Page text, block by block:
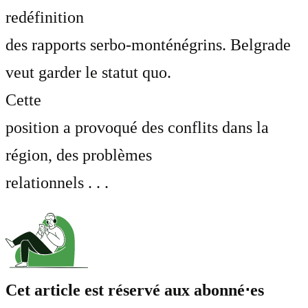
redéfinition
des rapports serbo-monténégrins. Belgrade
veut garder le statut quo.
Cette
position a provoqué des conflits dans la
région, des problèmes
relationnels . . .
Cet article est réservé aux abonné⋅es